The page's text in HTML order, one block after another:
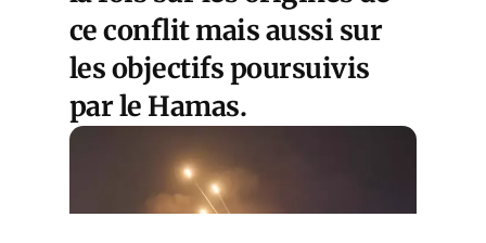
ce conflit mais aussi sur
les objectifs poursuivis
par le Hamas.